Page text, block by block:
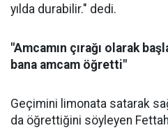
yılda durabilir." dedi.
"Amcamın çırağı olarak
bana amcam öğretti"
Geçimini limonata satarak
da öğrettiğini söyleyen Fettah